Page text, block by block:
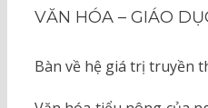
VĂN HÓA – GIÁO
Bàn về hệ giá trị truyền